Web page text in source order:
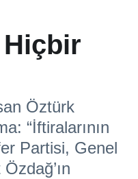
Hiçbir
Öztürk
“İftiralarının
Partisi, Genel